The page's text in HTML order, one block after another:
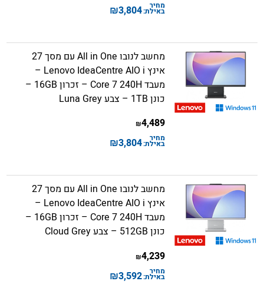
מחיר
באילת:3,804
₪
מחשב לנובו All in One עם מסך 27
אינץ Lenovo IdeaCentre AIO i –
מעבד Core 7 240H – זכרון 16GB –
כונן 1TB – צבע Luna Grey
4,489
₪
מחיר
באילת:3,804
₪
מחשב לנובו All in One עם מסך 27
אינץ Lenovo IdeaCentre AIO i –
מעבד Core 7 240H – זכרון 16GB –
כונן 512GB – צבע Cloud Grey
4,239
₪
מחיר
באילת:3,592
₪